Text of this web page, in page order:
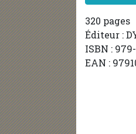
320 pages
Éditeur :
ISBN :
EAN :